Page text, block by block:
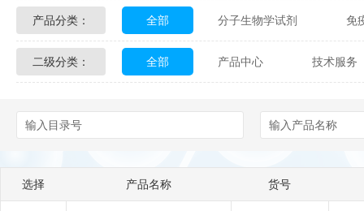
Glycon Biochem Sterlitech
Echelon Biosciences Verichem
Biotez Berlin Diametra
产品分类： 全部 分子生物学试剂 免
化学及生物化学试剂 材料学试剂
二级分类： 全部 产品中心 技术服务
选择 产品名称 货号